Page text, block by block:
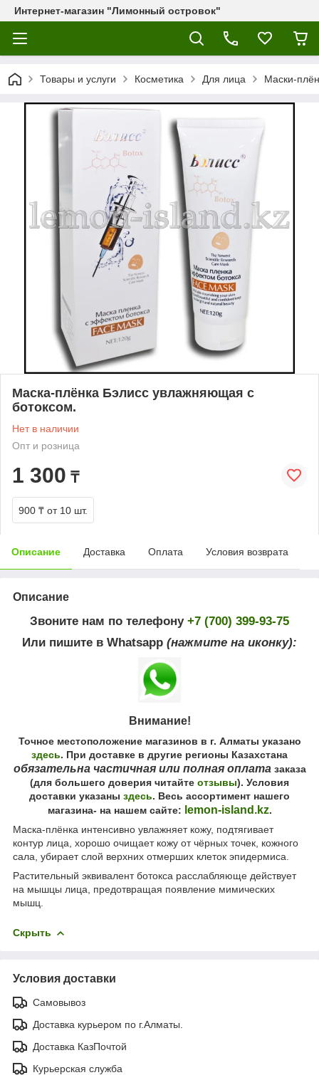
Интернет-магазин "Лимонный островок"
Товары и услуги Косметика Для лица Маски-
Маска-плёнка Бэлисс увлажняющая с
ботоксом.
Нет в наличии
Опт и розница
1 300 ₸
900 ₸ от 10 шт.
Описание Доставка Оплата Условия возврата
Описание
Звоните нам по телефону +7 (700) 399-93-75
Или пишите в Whatsapp (нажмите на иконку):
Внимание!
Точное местоположение магазинов в г. Алматы указано
здесь. При доставке в другие регионы Казахстана
обязательна частичная или полная оплатазаказа
(для большего доверия читайте отзывы). Условия
доставки указаны здесь. Весь ассортимент нашего
магазина- на нашем сайте: lemon-island.kz.
Маска-плёнка интенсивно увлажняет кожу, подтягивает
контур лица, хорошо очищает кожу от чёрных точек, кожного
сала, убирает слой верхних отмерших клеток эпидермиса.
Растительный эквивалент ботокса расслабляюще действует
на мышцы лица, предотвращая появление мимических
мышц.
Скрыть
Условия доставки
Самовывоз
Доставка курьером по г.Алматы.
Доставка КазПочтой
Курьерская служба